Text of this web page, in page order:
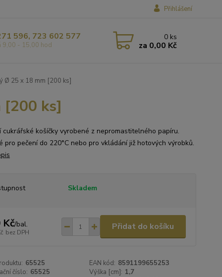
Přihlášení
596, 723 602 577
9,00 - 15,00 hod
0 ks
za 0,00 Kč
Ø 25 x 18 mm [200 ks]
[200 ks]
cukrářské košíčky vyrobené z nepromastitelného papíru.
pro pečení do 220°C nebo pro vkládání již hotových výrobků.
Skladem
Kč/bal.
bez DPH
Přidat do košíku
65525 EAN kód: 8591199655253
číslo: 65525 Výška [cm]: 1,7